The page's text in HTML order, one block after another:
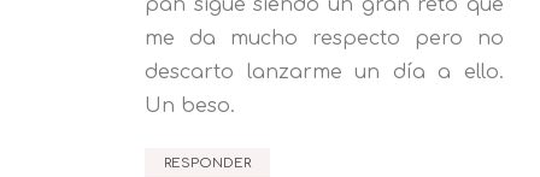
me da mucho respecto pero no
descarto lanzarme un día a ello.
Un beso.
RESPONDER